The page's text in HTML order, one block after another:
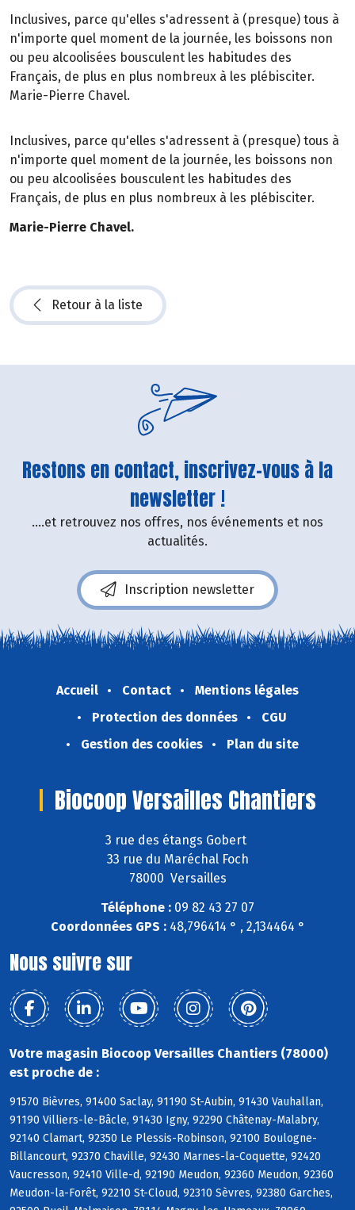
Inclusives, parce qu'elles s'adressent à (presque) tous à
n'importe quel moment de la journée, les boissons non
ou peu alcoolisées bousculent les habitudes des
Français, de plus en plus nombreux à les plébisciter.
Marie-Pierre Chavel.
Inclusives, parce qu'elles s'adressent à (presque) tous à
n'importe quel moment de la journée, les boissons non
ou peu alcoolisées bousculent les habitudes des
Français, de plus en plus nombreux à les plébisciter.
Marie-Pierre Chavel.
Retour à la liste
Restons en contact, inscrivez-vous à la
newsletter !
....et retrouvez nos offres, nos événements et nos
actualités.
Inscription newsletter
Accueil Contact
Mentions légales
Protection des données
CGU
Gestion des cookies
Plan du site
Biocoop Versailles Chantiers
3 rue des étangs Gobert
33 rue du Maréchal Foch
78000 Versailles
Téléphone : 09 82 43 27 07
Coordonnées GPS :48,796414 ° , 2,134464 °
Nous suivre sur
Votre magasin Biocoop Versailles Chantiers (78000)
est proche de :
91570 Bièvres, 91400 Saclay, 91190 St-Aubin, 91430 Vauhallan,
91190 Villiers-le-Bâcle, 91430 Igny, 92290 Châtenay-Malabry,
92140 Clamart, 92350 Le Plessis-Robinson, 92100 Boulogne-
Billancourt, 92370 Chaville, 92430 Marnes-la-Coquette, 92420
Vaucresson, 92410 Ville-d, 92190 Meudon, 92360 Meudon, 92360
Meudon-la-Forêt, 92210 St-Cloud, 92310 Sèvres, 92380 Garches,